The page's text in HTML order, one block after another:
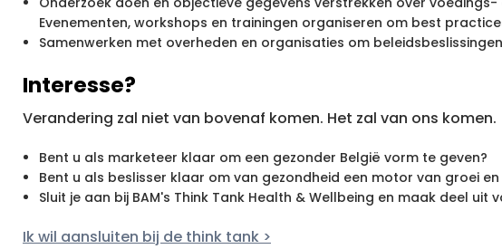
Evenementen, workshops en trainingen organiseren om best
Samenwerken met overheden en organisaties om
Interesse?
Verandering zal niet van bovenaf komen. Het zal van ons komen.
Bent u als marketeer klaar om een gezonder België vorm te geven?
Bent u als beslisser klaar om van gezondheid een motor van groei
Sluit je aan bij BAM's Think Tank Health & Wellbeing en maak deel uit
Ik wil aansluiten bij de think tank >